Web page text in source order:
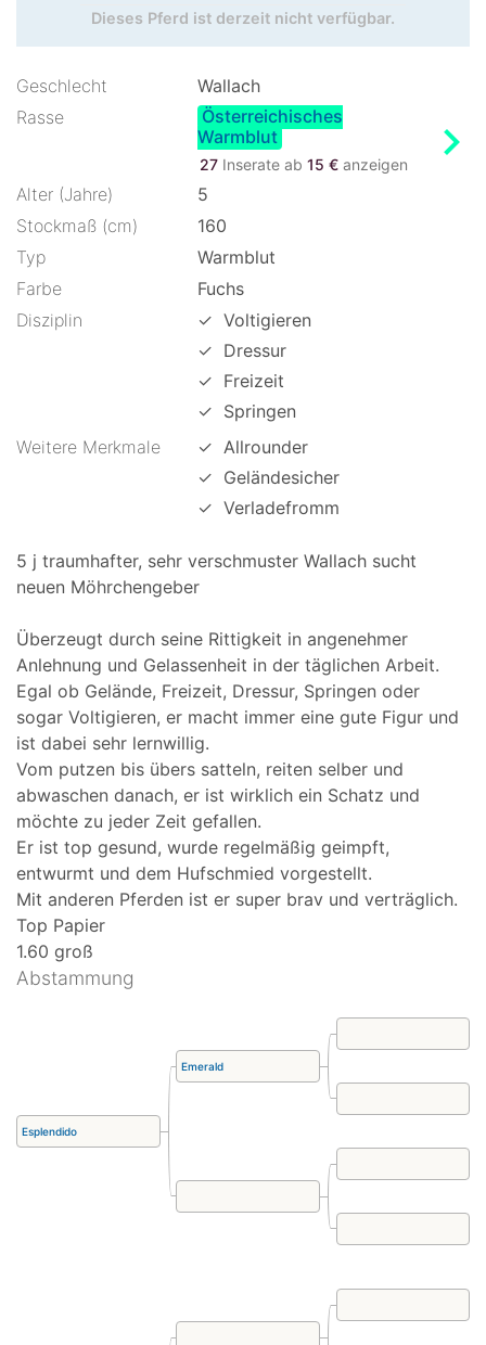
Dieses Pferd ist derzeit nicht verfügbar.
Geschlecht
Wallach
Rasse
Österreichisches
Warmblut
27 Inserate ab 15 € anzeigen chevron_right
Alter (Jahre)
5
Stockmaß (cm)
160
Typ
Warmblut
Farbe
Fuchs
Disziplin
✓ Voltigieren
✓ Dressur
✓ Freizeit
✓ Springen
Weitere Merkmale
✓ Allrounder
✓ Geländesicher
✓ Verladefromm
5 j traumhafter, sehr verschmuster Wallach sucht
neuen Möhrchengeber
Überzeugt durch seine Rittigkeit in angenehmer
Anlehnung und Gelassenheit in der täglichen Arbeit.
Egal ob Gelände, Freizeit, Dressur, Springen oder
sogar Voltigieren, er macht immer eine gute Figur und
ist dabei sehr lernwillig.
Vom putzen bis übers satteln, reiten selber und
abwaschen danach, er ist wirklich ein Schatz und
möchte zu jeder Zeit gefallen.
Er ist top gesund, wurde regelmäßig geimpft,
entwurmt und dem Hufschmied vorgestellt.
Mit anderen Pferden ist er super brav und verträglich.
Top Papier
1.60 groß
Abstammung
Esplendido
Emerald